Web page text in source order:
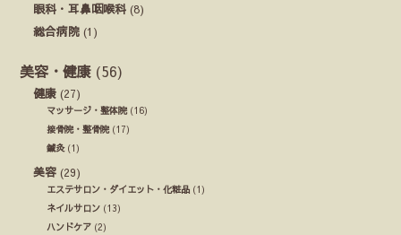
眼科・耳鼻咽喉科 (8)
総合病院 (1)
美容・健康 (56)
健康 (27)
マッサージ・整体院(16)
接骨院・整骨院(17)
鍼灸(1)
美容 (29)
エステサロン・ダイエット・化粧品 (1)
ネイルサロン (13)
ハンドケア (2)